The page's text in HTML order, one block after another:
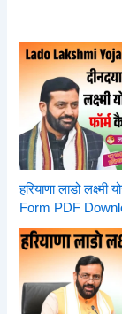
हरियाणा लाडो
Form PDF